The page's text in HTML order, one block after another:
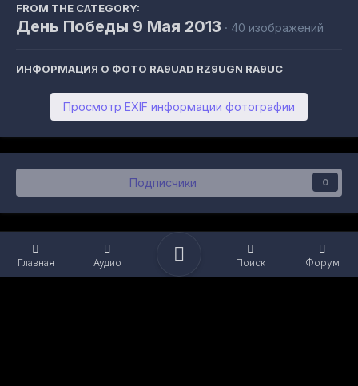
Главная Аудио Поиск Форум
FROM THE CATEGORY:
День Победы 9 Мая 2013 · 40 изображений
ИНФОРМАЦИЯ О ФОТО RA9UAD RZ9UGN RA9UC
Просмотр EXIF информации фотографии
Подписчики 0